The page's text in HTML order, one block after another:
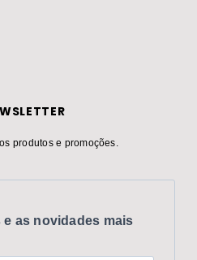
produtos e promoções.
as novidades mais